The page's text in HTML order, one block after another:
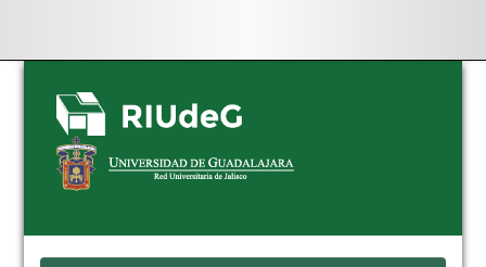
Skip
navigation